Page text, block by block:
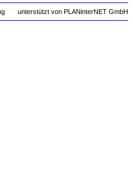
unterstützt von PLANinterNET GmbH